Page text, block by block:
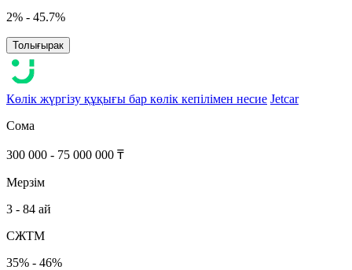
2% - 45.7%
Толығырак
Көлік жүргізу құқығы бар көлік кепілімен несие Jetcar
Сома
300 000 - 75 000 000 ₸
Мерзім
3 - 84 ай
СЖТМ
35% - 46%